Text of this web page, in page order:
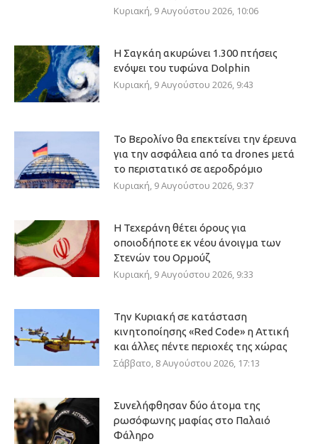
Κυριακή, 9 Αυγούστου 2026, 10:06
Η Σαγκάη ακυρώνει 1.300 πτήσεις
ενόψει του τυφώνα Dolphin
Κυριακή, 9 Αυγούστου 2026, 9:43
Το Βερολίνο θα επεκτείνει την έρευνα
για την ασφάλεια από τα drones μετά
το περιστατικό σε αεροδρόμιο
Κυριακή, 9 Αυγούστου 2026, 9:37
Η Τεχεράνη θέτει όρους για
οποιοδήποτε εκ νέου άνοιγμα των
Στενών του Ορμούζ
Κυριακή, 9 Αυγούστου 2026, 9:33
Την Κυριακή σε κατάσταση
κινητοποίησης «Red Code» η Αττική
και άλλες πέντε περιοχές της χώρας
Σάββατο, 8 Αυγούστου 2026, 17:13
Συνελήφθησαν δύο άτομα της
ρωσόφωνης μαφίας στο Παλαιό
Φάληρο